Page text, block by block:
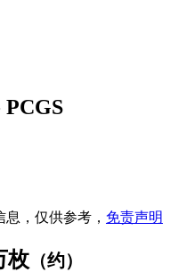
，仅供参考， 免责声明
枚 （约）